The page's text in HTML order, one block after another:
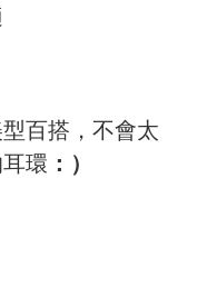
百搭，不會太
環 ：）